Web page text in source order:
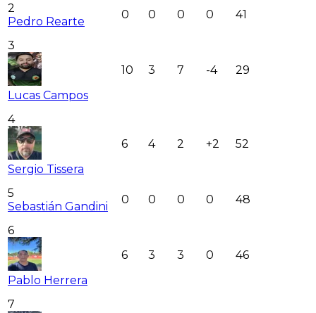
2
Pedro Rearte
0 0 0 0 41
3
Lucas Campos
10 3 7 -4 29
4
Sergio Tissera
6 4 2 +2 52
5
Sebastián Gandini
0 0 0 0 48
6
Pablo Herrera
6 3 3 0 46
7